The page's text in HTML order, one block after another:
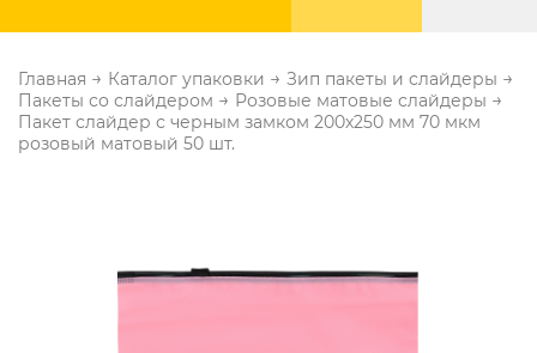
Главная → Каталог упаковки → Зип пакеты и слайдеры →
Пакеты со слайдером → Розовые матовые слайдеры →
Пакет слайдер с черным замком 200х250 мм 70 мкм
розовый матовый 50 шт.